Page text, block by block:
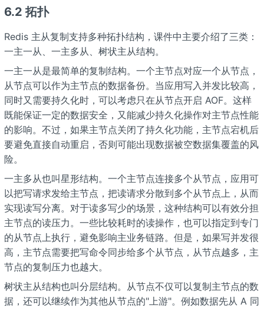
6.2 拓扑
Redis 主从复制支持多种拓扑结构，课件中主要介绍了三类：
一主一从、一主多从、树状主从结构。
一主一从是最简单的复制结构。一个主节点对应一个从节点，
从节点可以作为主节点的数据备份。当应用写入并发比较高，
同时又需要持久化时，可以考虑只在从节点开启 AOF。这样
既能保证一定的数据安全，又能减少持久化操作对主节点性能
的影响。不过，如果主节点关闭了持久化功能，主节点宕机后
要避免直接自动重启，否则可能出现数据被空数据集覆盖的风
险。
一主多从也叫星形结构。一个主节点连接多个从节点，应用可
以把写请求发给主节点，把读请求分散到多个从节点上，从而
实现读写分离。对于读多写少的场景，这种结构可以有效分担
主节点的读压力。一些比较耗时的读操作，也可以指定到专门
的从节点上执行，避免影响主业务链路。但是，如果写并发很
高，主节点需要把写命令同步给多个从节点，从节点越多，主
节点的复制压力也越大。
树状主从结构也叫分层结构。从节点不仅可以复制主节点的数
据，还可以继续作为其他从节点的"上游"。例如数据先从 A 同